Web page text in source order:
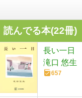
読んでる本(22冊)
長い一日
滝口 悠生
657